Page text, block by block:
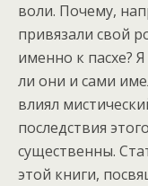
воли. Почему,
привязали свой
именно к пасхе?
ли они и сами
влиял
последствия
существенны.
этой книги,